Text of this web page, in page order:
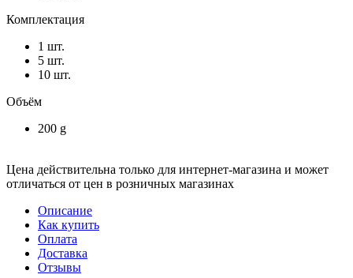
Комплектация
1 шт.
5 шт.
10 шт.
Объём
200 g
Цена действительна только для интернет-магазина и может
отличаться от цен в розничных магазинах
Описание
Как купить
Оплата
Доставка
Отзывы